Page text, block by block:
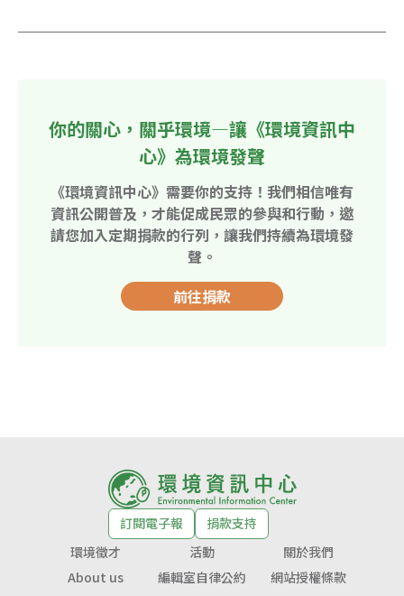
你的關心，關乎環境—讓《環境資訊中
心》為環境發聲
《環境資訊中心》需要你的支持！我們相信唯有
資訊公開普及，才能促成民眾的參與和行動，邀
請您加入定期捐款的行列，讓我們持續為環境發
聲。
前往捐款
訂閱電子報
捐款支持
環境徵才
活動
關於我們
About us
編輯室自律公約
網站授權條款